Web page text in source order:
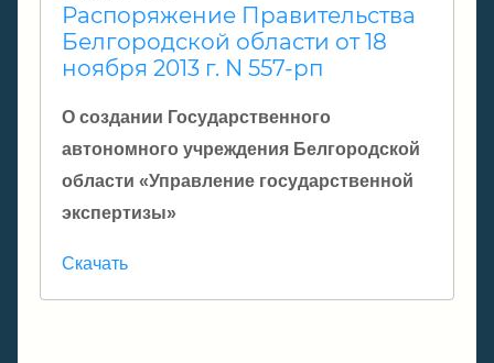
Распоряжение Правительства
Белгородской области от 18
ноября 2013 г. N 557-рп
О создании Государственного
автономного учреждения Белгородской
области «Управление государственной
экспертизы»
Скачать